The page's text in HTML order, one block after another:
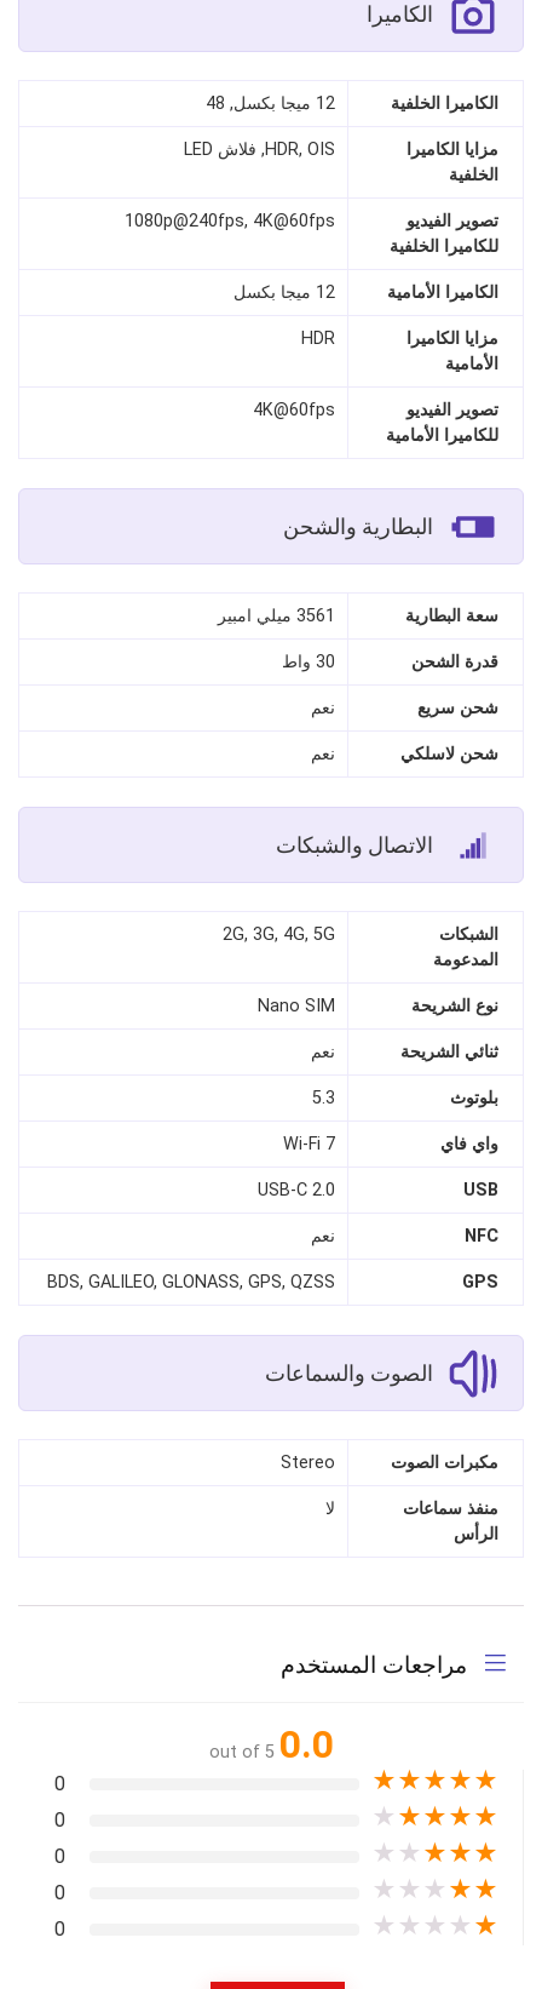
الكاميرا
الكاميرا الخلفية 12 ميجا بكسل, 48
مزايا الكاميرا
الخلفية
HDR, OIS, فلاش LED
تصوير الفيديو
للكاميرا الخلفية
1080p@240fps, 4K@60fps
الكاميرا الأمامية 12 ميجا بكسل
مزايا الكاميرا
الأمامية
HDR
تصوير الفيديو
للكاميرا الأمامية
4K@60fps
البطارية والشحن
سعة البطارية 3561 ميلي امبير
قدرة الشحن 30 واط
شحن سريع نعم
شحن لاسلكي نعم
الاتصال والشبكات
الشبكات
المدعومة
2G, 3G, 4G, 5G
نوع الشريحة Nano SIM
ثنائي الشريحة نعم
بلوتوث 5.3
واي فاي Wi-Fi 7
USB
USB-C 2.0
NFC نعم
GPS
BDS, GALILEO, GLONASS, GPS, QZSS
الصوت والسماعات
مكبرات الصوت Stereo
منفذ سماعات
الرأس
لا
مراجعات المستخدم
0.0
out of 5
★
★
★
★
★
0
★
★
★
★
★
0
★
★
★
★
★
0
★
★
★
★
★
0
★
★
★
★
★
0